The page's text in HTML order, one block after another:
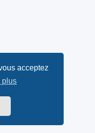
acceptez
plus